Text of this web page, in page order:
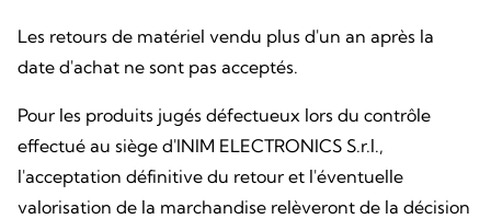
Les retours de matériel vendu plus d'un an après la
date d'achat ne sont pas acceptés.
Pour les produits jugés défectueux lors du contrôle
effectué au siège d'INIM ELECTRONICS S.r.l.,
l'acceptation définitive du retour et l'éventuelle
valorisation de la marchandise relèveront de la décision